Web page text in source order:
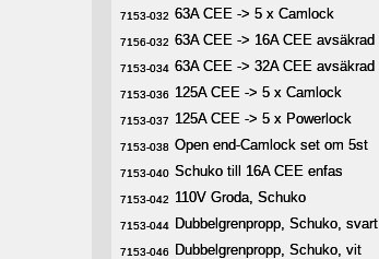
7153-032 63A CEE -> 5 x Camlock
7153-032 63A CEE -> 5 x Camlock
7156-032 63A CEE -> 16A CEE avsäkrad
7156-032 63A CEE -> 16A CEE avsäkrad
7153-034 63A CEE -> 32A CEE avsäkrad
7153-034 63A CEE -> 32A CEE avsäkrad
7153-036 125A CEE -> 5 x Camlock
7153-036 125A CEE -> 5 x Camlock
7153-037 125A CEE -> 5 x Powerlock
7153-037 125A CEE -> 5 x Powerlock
7153-038 Open end-Camlock set om 5st
7153-038 Open end-Camlock set om 5st
7153-040 Schuko till 16A CEE enfas
7153-040 Schuko till 16A CEE enfas
7153-042 110V Groda, Schuko
7153-042 110V Groda, Schuko
7153-044 Dubbelgrenpropp, Schuko, svart
7153-044 Dubbelgrenpropp, Schuko, svart
7153-046 Dubbelgrenpropp, Schuko, vit
7153-046 Dubbelgrenpropp, Schuko, vit